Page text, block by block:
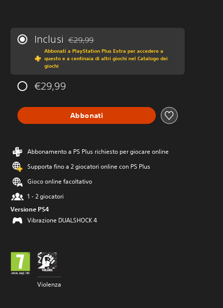
Inclusi Scontato dal prezzo originale di €29,99
€29,99
Abbonati a PlayStation Plus Extra per accedere a
questo e a centinaia di altri giochi nel Catalogo dei
giochi
€29,99
Abbonati
Abbonamento a PS Plus richiesto per giocare online
Supporta fino a 2 giocatori online con PS Plus
Gioco online facoltativo
1 - 2 giocatori
Versione PS4
Vibrazione DUALSHOCK 4
Violenza